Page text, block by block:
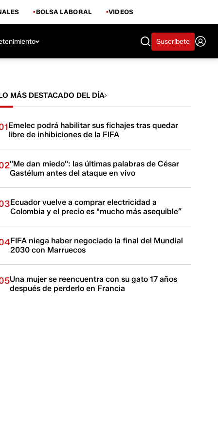
BOLSA LABORAL VIDEOS
Suscríbete
MÁS DESTACADO DEL DÍA
Emelec podrá habilitar sus fichajes tras quedar
libre de inhibiciones de la FIFA
"Me dan miedo": las últimas palabras de César
Gastélum antes del ataque en vivo
Ecuador vuelve a comprar electricidad a
Colombia y el precio es "mucho más asequible”
FIFA niega haber negociado la final del Mundial
2030 con Marruecos
Una mujer se reencuentra con su gato 17 años
después de perderlo en Francia